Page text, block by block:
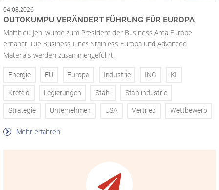
04.08.2026
OUTOKUMPU VERÄNDERT FÜHRUNG FÜR EUROPA
Matthieu Jehl wurde zum President der Business Area Europe
ernannt. Die Business Lines Stainless Europa und Advanced
Materials werden zusammengeführt.
Energie EU Europa Industrie ING KI
Krefeld Legierungen Stahl Stahlindustrie
Strategie Unternehmen USA Vertrieb Wettbewerb
Mehr erfahren